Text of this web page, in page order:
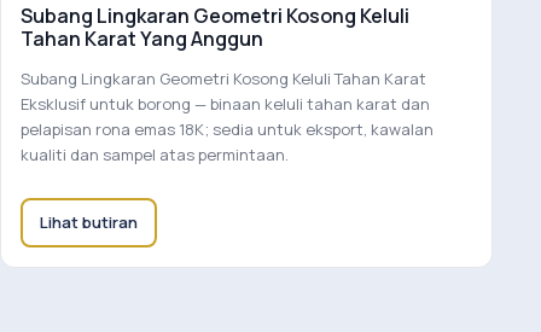
Subang Lingkaran Geometri Kosong Keluli
Tahan Karat Yang Anggun
Subang Lingkaran Geometri Kosong Keluli Tahan Karat
Eksklusif untuk borong — binaan keluli tahan karat dan
pelapisan rona emas 18K; sedia untuk eksport, kawalan
kualiti dan sampel atas permintaan.
Lihat butiran